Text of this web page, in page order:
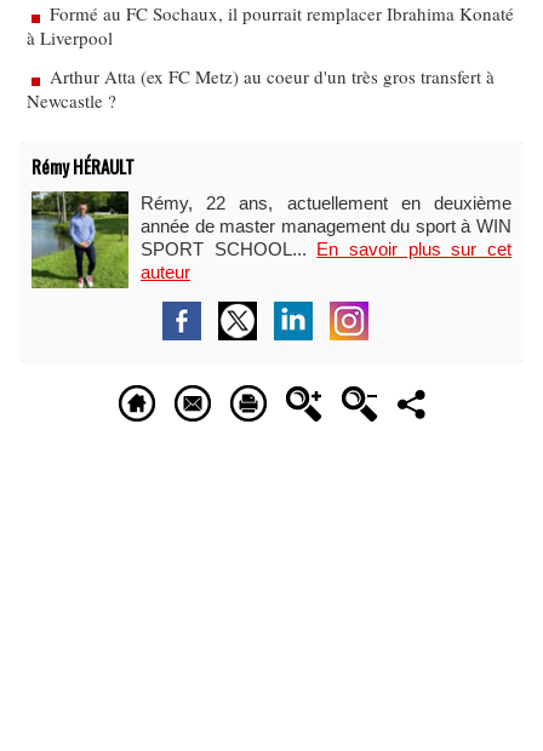
Formé au FC Sochaux, il pourrait remplacer Ibrahima Konaté
à Liverpool
Arthur Atta (ex FC Metz) au coeur d'un très gros transfert à
Newcastle ?
Rémy HÉRAULT
Rémy, 22 ans, actuellement en deuxième
année de master management du sport à WIN
SPORT SCHOOL... En savoir plus sur cet
auteur